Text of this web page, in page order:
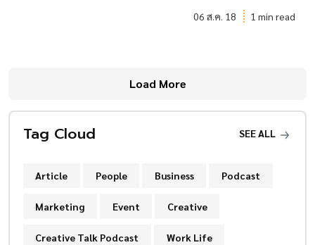
06 ส.ค. 18 1 min read
Load More
Tag Cloud SEE ALL
Article People Business Podcast
Marketing Event Creative
Creative Talk Podcast Work Life